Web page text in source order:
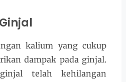
kalium yang cukup
dampak pada ginjal.
telah kehilangan